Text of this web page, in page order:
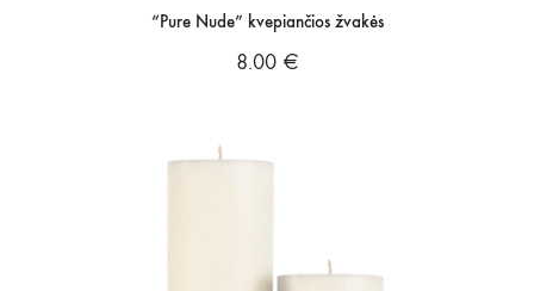
“Pure Nude” kvepiančios žvakės
8.00 €